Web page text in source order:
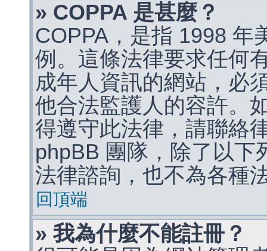
» COPPA 是甚麼？
COPPA，是指 1998 年
例。這條法律要求任何
成年人資訊的網站，必
他合法監護人的容許。
得遵守此法律，請聯絡
phpBB 團隊，除了以下
法律諮詢，也不為各種
回頂端
» 我為什麼不能註冊？